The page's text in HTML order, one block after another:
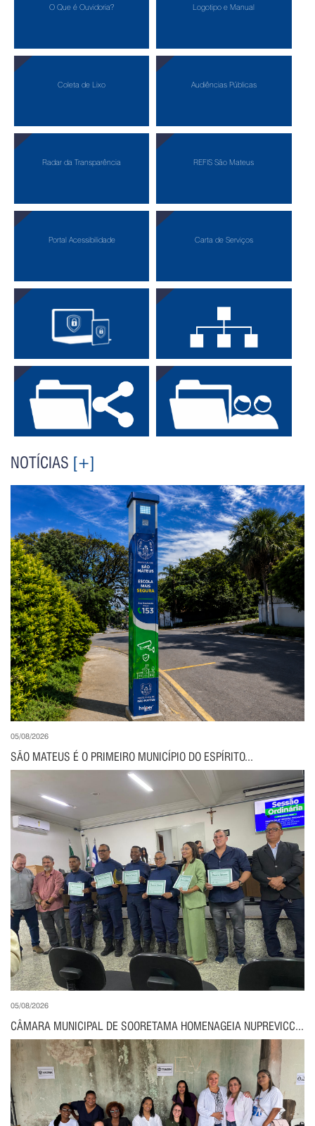
O Que é Ouvidoria? Logotipo e Manual
Coleta de Lixo Audiências Públicas
Radar da Transparência REFIS São Mateus
Portal Acessibilidade Carta de Serviços
Política de Privacidade Site: Mapa Completo
NOTÍCIAS [+]
05/08/2026
SÃO MATEUS É O PRIMEIRO MUNICÍPIO DO ESPÍRITO...
05/08/2026
CÂMARA MUNICIPAL DE SOORETAMA HOMENAGEIA NUPREVICC...